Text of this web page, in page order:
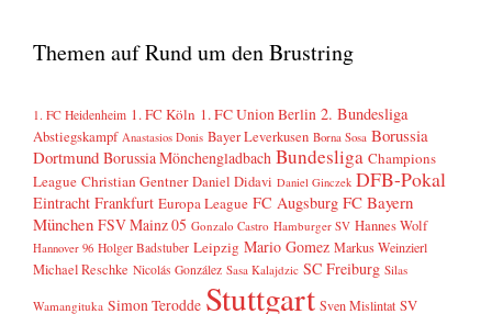
Themen auf Rund um den Brustring
1. FC Heidenheim 1. FC Köln 1. FC Union Berlin 2. Bundesliga
Abstiegskampf Anastasios Donis Bayer Leverkusen Borna Sosa Borussia
Dortmund Borussia Mönchengladbach Bundesliga Champions
League Christian Gentner Daniel Didavi Daniel Ginczek DFB-Pokal
Eintracht Frankfurt Europa League FC Augsburg FC Bayern
München FSV Mainz 05 Gonzalo Castro Hamburger SV Hannes Wolf
Hannover 96 Holger Badstuber Leipzig Mario Gomez Markus Weinzierl
Michael Reschke Nicolás González Sasa Kalajdzic SC Freiburg Silas
Wamangituka Simon Terodde Stuttgart Sven Mislintat SV